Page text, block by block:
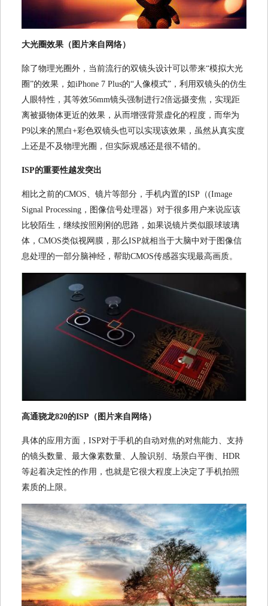
大光圈效果（图片来自网络）
除了物理光圈外，当前流行的双镜头设计可以带来“模拟大光
圈”的效果，如iPhone 7 Plus的“人像模式”，利用双镜头的仿生
人眼特性，其等效56mm镜头强制进行2倍远摄变焦，实现距
离被摄物体更近的效果，从而增强背景虚化的程度，而华为
P9以来的黑白+彩色双镜头也可以实现该效果，虽然从真实度
上还是不及物理光圈，但实际观感还是很不错的。
ISP的重要性越发突出
相比之前的CMOS、镜片等部分，手机内置的ISP（(Image
Signal Processing，图像信号处理器）对于很多用户来说应该
比较陌生，继续按照刚刚的思路，如果说镜片类似眼球玻璃
体，CMOS类似视网膜，那么ISP就相当于大脑中对于图像信
息处理的一部分脑神经，帮助CMOS传感器实现最高画质。
高通骁龙820的ISP（图片来自网络）
具体的应用方面，ISP对于手机的自动对焦的对焦能力、支持
的镜头数量、最大像素数量、人脸识别、场景白平衡、HDR
等起着决定性的作用，也就是它很大程度上决定了手机拍照
素质的上限。